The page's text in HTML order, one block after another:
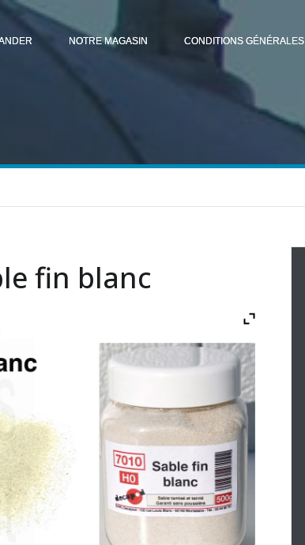
NOTRE MAGASIN CONDITIONS GÉNÉRALES
fin blanc